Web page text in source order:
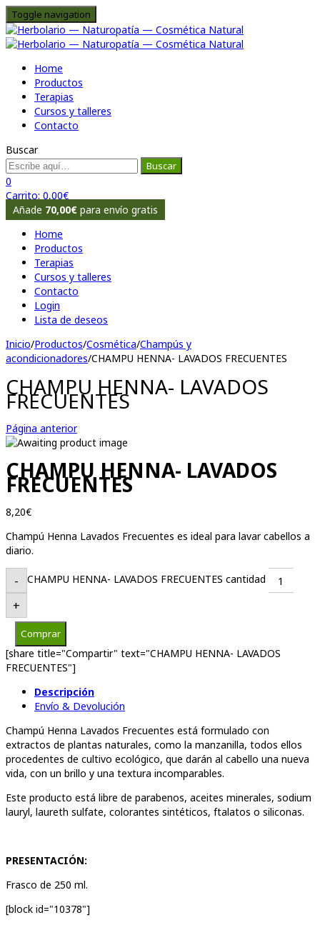
Toggle navigation
Home
Productos
Terapias
Cursos y talleres
Contacto
Buscar
Buscar
0
Carrito: 0,00€
Añade 70,00€ para envío gratis
Home
Productos
Terapias
Cursos y talleres
Contacto
Login
Lista de deseos
Inicio/Productos/Cosmética/Champús y
acondicionadores/CHAMPU HENNA- LAVADOS FRECUENTES
CHAMPU HENNA- LAVADOS
FRECUENTES
Página anterior
CHAMPU HENNA- LAVADOS
FRECUENTES
8,20€
Champú Henna Lavados Frecuentes es ideal para lavar cabellos a
diario.
- CHAMPU HENNA- LAVADOS FRECUENTES cantidad
+
Comprar
[share title="Compartir" text="CHAMPU HENNA- LAVADOS
FRECUENTES"]
Descripción
Envío & Devolución
Champú Henna Lavados Frecuentes está formulado con
extractos de plantas naturales, como la manzanilla, todos ellos
procedentes de cultivo ecológico, que darán al cabello una nueva
vida, con un brillo y una textura incomparables.
Este producto está libre de parabenos, aceites minerales, sodium
lauryl, laureth sulfate, colorantes sintéticos, ftalatos o siliconas.
PRESENTACIÓN:
Frasco de 250 ml.
[block id="10378"]